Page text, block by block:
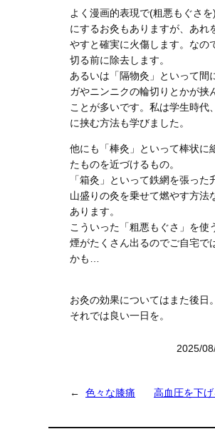
よく漫画的表現で(粗悪もぐさを
にするお灸もありますが、あれ
やすと確実に火傷します。なの
切る前に除去します。
あるいは「隔物灸」といって間
ガやニンニクの輪切りとかが挟
ことが多いです。私は学生時代
に挟む方法も学びました。
他にも「棒灸」といって棒状に
たものを近づけるもの。
「箱灸」といって鉄網を張った
山盛りの灸を乗せて燃やす方法
あります。
こういった「粗悪もぐさ」を使
煙がたくさん出るのでご自宅で
かも…
お灸の効果についてはまた後日。
それでは良い一日を。
2025/
← 色々な膝痛 高血圧を下